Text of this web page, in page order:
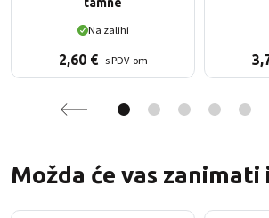
Na zalihi
2,60 € s PDV-om
Možda će vas zanimati